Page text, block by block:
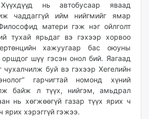
нь автобусаар яваад
чаддаггүй ийм нийгмийг ямар
матери гэж нэг ойлголт
тухай ярьдаг вэ гэхээр хорвоо
хажуугаар бас оюуны
оршдог шүү гэсэн онол бий. Яагаад
чухалчилж буй вэ гэхээр Хегелийн
гарчигтай номонд хүний
байж л түүх, нийгэм, амьдрал
нь хөгжөөгүй газар түүх ярих ч
ярих хэрэггүй гэжээ.